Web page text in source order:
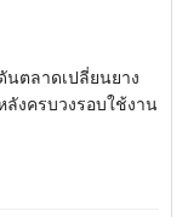
นตลาดเปลี่ยนยาง
ลังครบวงรอบใช้งาน